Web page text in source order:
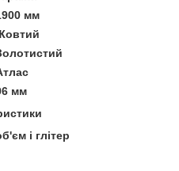
мм
мм
і глітер